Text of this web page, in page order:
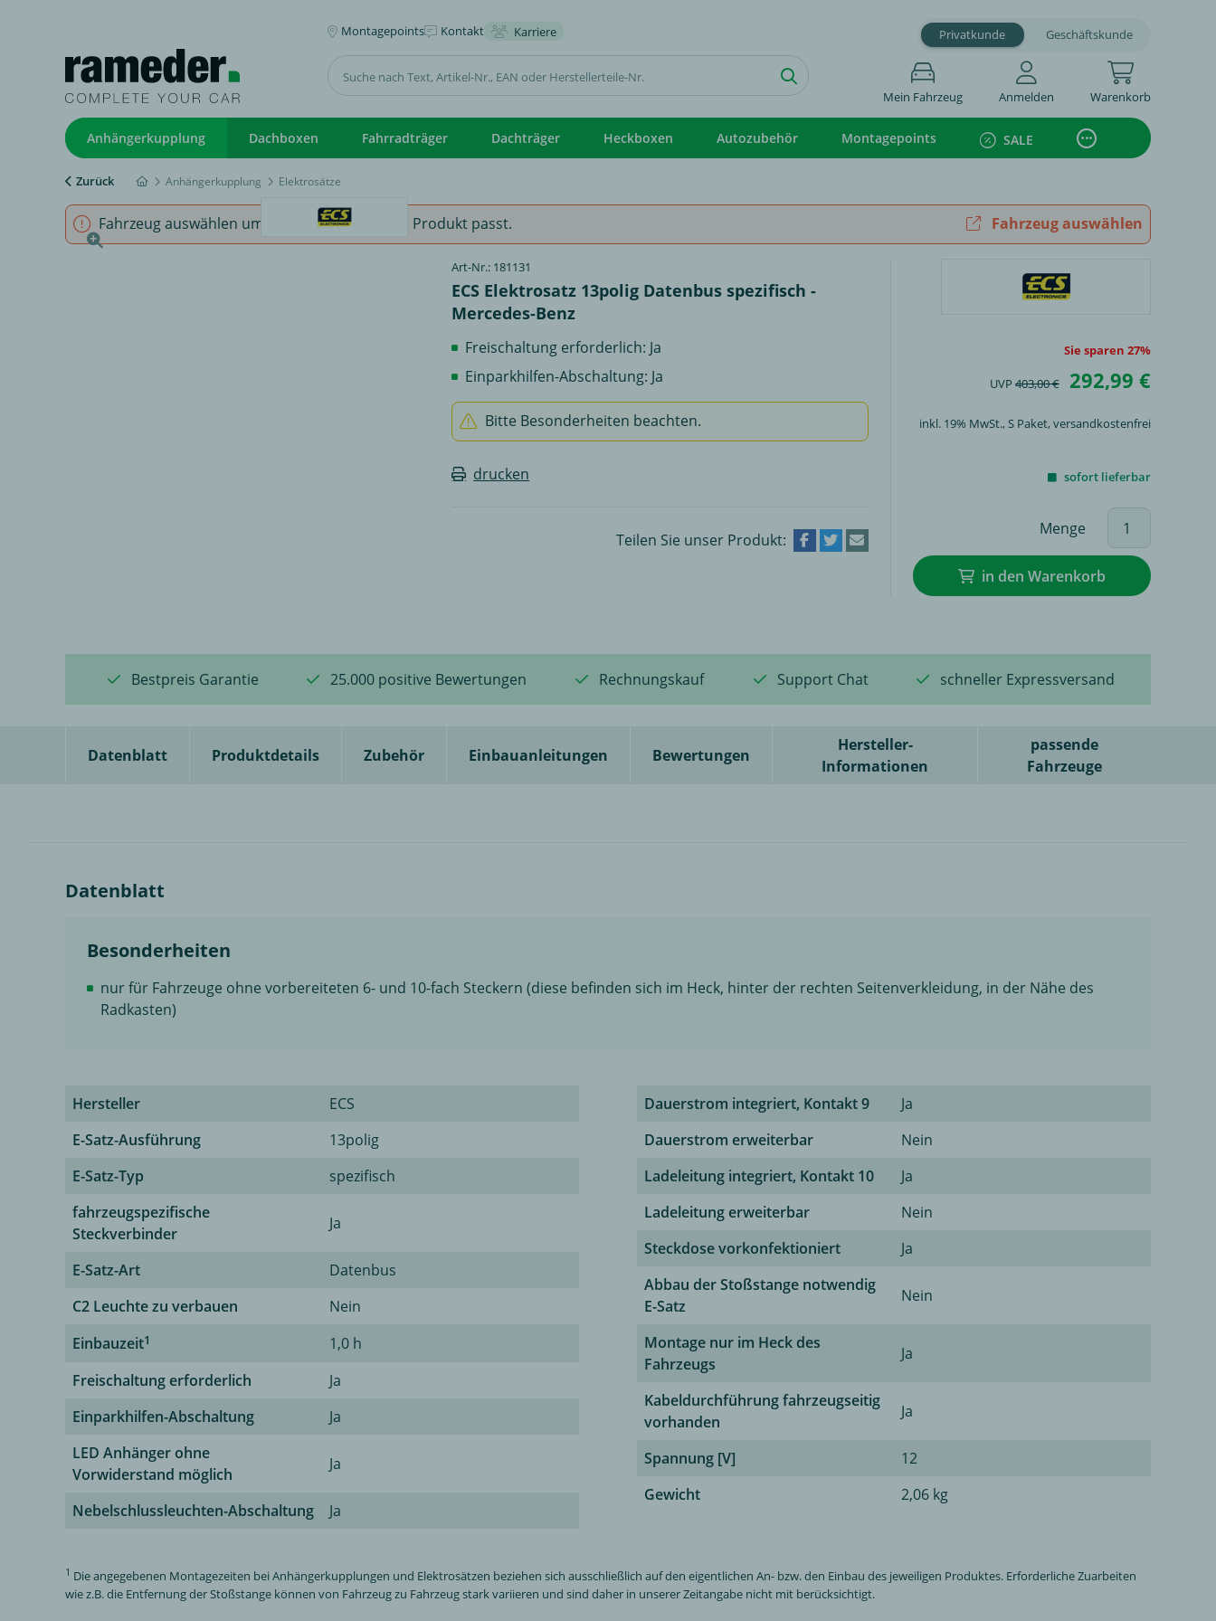
Montagepoints Kontakt Karriere Privatkunde Geschäftskunde
Mein Fahrzeug Anmelden Warenkorb
Anhängerkupplung Dachboxen Fahrradträger Dachträger Heckboxen Autozubehör Montagepoints SALE
Zurück Anhängerkupplung Elektrosätze
Fahrzeug auswählen um sicherzustellen, dass Produkt passt. Fahrzeug auswählen
Art-Nr.: 181131
ECS Elektrosatz 13polig Datenbus spezifisch -
Mercedes-Benz
Freischaltung erforderlich: Ja
Einparkhilfen-Abschaltung: Ja
Bitte Besonderheiten beachten.
drucken
Teilen Sie unser Produkt:
Sie sparen 27%
UVP 403,00 € 292,99 €
inkl. 19% MwSt.,S Paket, versandkostenfrei
sofort lieferbar
Menge
in den Warenkorb
Bestpreis Garantie 25.000 positive Bewertungen Rechnungskauf Support Chat schneller Expressversand
Datenblatt Produktdetails Zubehör Einbauanleitungen Bewertungen
Hersteller-
Informationen
passende
Fahrzeuge
Datenblatt
Besonderheiten
nur für Fahrzeuge ohne vorbereiteten 6- und 10-fach Steckern (diese befinden sich im Heck, hinter der rechten Seitenverkleidung, in der Nähe des
Radkasten)
Hersteller
ECS
E-Satz-Ausführung
13polig
E-Satz-Typ
spezifisch
fahrzeugspezifische
Steckverbinder
Ja
E-Satz-Art
Datenbus
C2 Leuchte zu verbauen
Nein
Einbauzeit1
1,0 h
Freischaltung erforderlich
Ja
Einparkhilfen-Abschaltung
Ja
LED Anhänger ohne
Vorwiderstand möglich
Ja
Nebelschlussleuchten-Abschaltung Ja
Dauerstrom integriert, Kontakt 9
Ja
Dauerstrom erweiterbar
Nein
Ladeleitung integriert, Kontakt 10
Ja
Ladeleitung erweiterbar
Nein
Steckdose vorkonfektioniert
Ja
Abbau der Stoßstange notwendig
E-Satz
Nein
Montage nur im Heck des
Fahrzeugs
Ja
Kabeldurchführung fahrzeugseitig
vorhanden
Ja
Spannung [V]
12
Gewicht
2,06 kg
1 Die angegebenen Montagezeiten bei Anhängerkupplungen und Elektrosätzen beziehen sich ausschließlich auf den eigentlichen An- bzw. den Einbau des jeweiligen Produktes. Erforderliche Zuarbeiten
wie z.B. die Entfernung der Stoßstange können von Fahrzeug zu Fahrzeug stark variieren und sind daher in unserer Zeitangabe nicht mit berücksichtigt.